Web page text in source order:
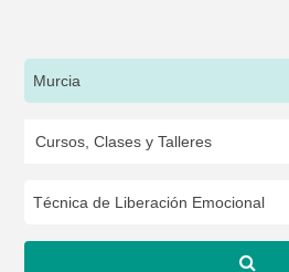
Murcia
Técnica de Liberación Emocional